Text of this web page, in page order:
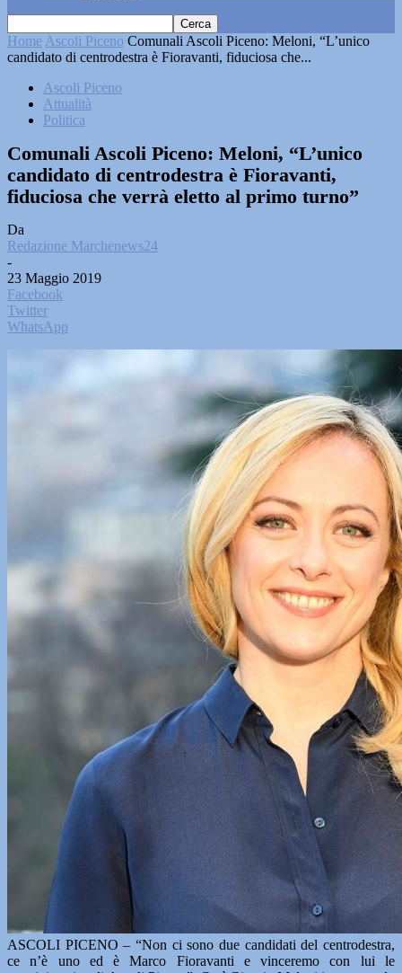
Home Ascoli Piceno Comunali Ascoli Piceno: Meloni, “L’unico
candidato di centrodestra è Fioravanti, fiduciosa che...
Ascoli Piceno
Attualità
Politica
Comunali Ascoli Piceno: Meloni, “L’unico
candidato di centrodestra è Fioravanti,
fiduciosa che verrà eletto al primo turno”
Da
Redazione Marchenews24
-
23 Maggio 2019
Facebook
Twitter
WhatsApp
ASCOLI PICENO – “Non ci sono due candidati del centrodestra,
ce n’è uno ed è Marco Fioravanti e vinceremo con lui le